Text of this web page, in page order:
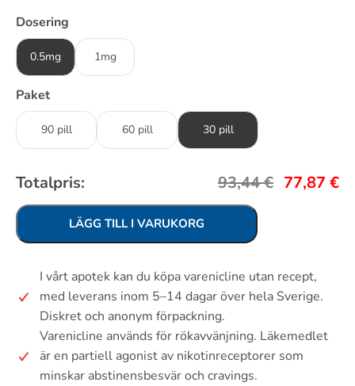
Dosering
0.5mg 1mg
Paket
90 pill 60 pill 30 pill
Totalpris: 93,44€ 77,87 €
LÄGG TILL I VARUKORG
I vårt apotek kan du köpa varenicline utan recept,
med leverans inom 5–14 dagar över hela Sverige.
Diskret och anonym förpackning.
Varenicline används för rökavvänjning. Läkemedlet
är en partiell agonist av nikotinreceptorer som
minskar abstinensbesvär och cravings.